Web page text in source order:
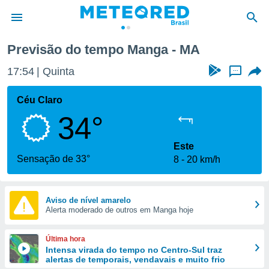
da
fornecidas
a este
das
e
forma
digital
Previsão do tempo Manga - MA
17:54 Quinta ...
Céu Claro
34°
Sensação de 33°
Este
8
20 km/h
Aviso de nível amarelo
Alerta moderado de outros em Manga hoje
Última hora
Intensa virada do tempo no Centro-Sul traz
alertas de temporais, vendavais e muito frio